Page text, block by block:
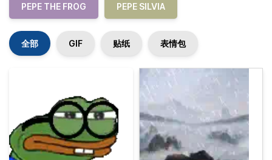
PEPE THE FROG PEPE SILVIA
全部 GIF 贴纸 表情包